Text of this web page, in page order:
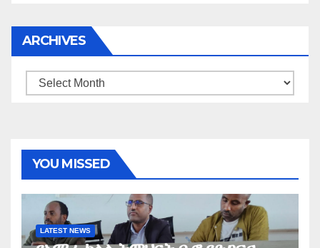
ARCHIVES
Archives
YOU MISSED
LATEST NEWS